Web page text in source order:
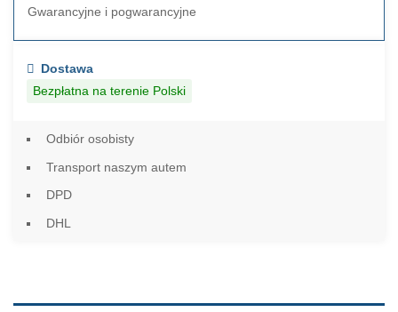
Gwarancyjne i pogwarancyjne
Dostawa
Bezpłatna na terenie Polski
Odbiór osobisty
Transport naszym autem
DPD
DHL